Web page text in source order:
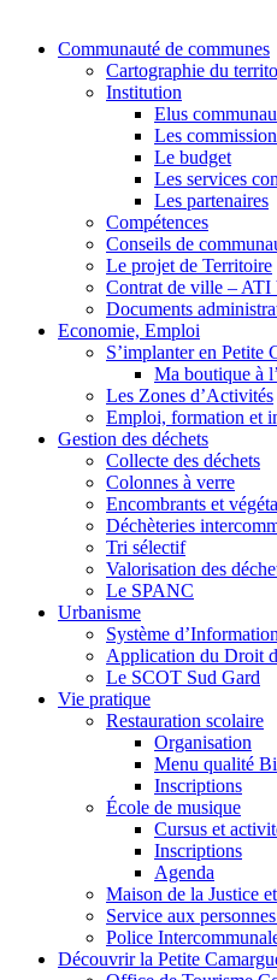
Communauté de communes
Cartographie du
Institution
Elus
Les
Le budget
Les services
Les partenaires
Compétences
Conseils de
Le projet de Territoire
Contrat de ville – ATI
Documents
Economie, Emploi
S’implanter en Petite
Ma boutique à
Les Zones d’Activités
Emploi, formation et
Gestion des déchets
Collecte des déchets
Colonnes à verre
Encombrants et
Déchèteries
Tri sélectif
Valorisation des
Le SPANC
Urbanisme
Système
Application du Droit
Le SCOT Sud Gard
Vie pratique
Restauration scolaire
Organisation
Menu qualité
Inscriptions
École de musique
Cursus et
Inscriptions
Agenda
Maison de la Justice
Service aux
Police
Découvrir la Petite